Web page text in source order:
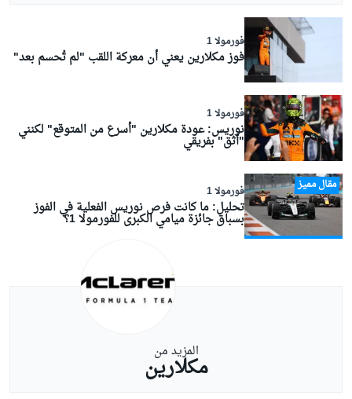
فورمولا 1
فوز مكلارين يعني أن معركة اللقب "لم تُحسم بعد"
فورمولا 1
نوريس: عودة مكلارين "أسرع من المتوقع" لكنني
"أثق" بفريقي
مقال مميز فورمولا 1
تحليل: ما كانت فرص نوريس الفعلية في الفوز
بسباق جائزة ميامي الكبرى للفورمولا 1؟
المزيد من
مكلارين